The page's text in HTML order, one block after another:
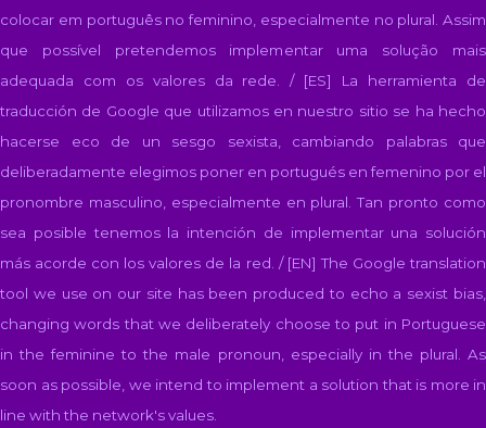
colocar em português no feminino, especialmente no plural. Assim
que possível pretendemos implementar uma solução mais
adequada com os valores da rede. / [ES]
La herramienta de
traducción de Google que utilizamos en nuestro sitio se ha hecho
hacerse eco de un sesgo sexista, cambiando palabras que
deliberadamente elegimos poner en portugués en femenino por el
pronombre masculino, especialmente en plural. Tan pronto como
sea posible tenemos la intención de implementar una solución
más acorde con los valores de la red. / [EN]The Google translation
tool we use on our site has been produced to echo a sexist bias,
changing words that we deliberately choose to put in Portuguese
in the feminine to the male pronoun, especially in the plural. As
soon as possible, we intend to implement a solution that is more in
line with the network's values.